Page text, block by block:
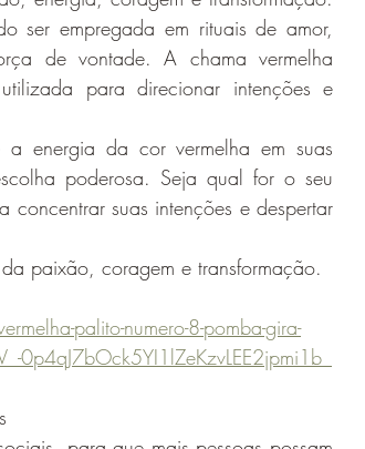
ser empregada em rituais de amor,
de vontade. A chama vermelha
para direcionar intenções e
energia da cor vermelha em suas
poderosa. Seja qual for o seu
suas intenções e despertar
paixão, coragem e transformação.
palito-numero-8-pomba-gira-
0p4qJ7bOck5YI1lZeKzvLEE2jpmi1b_